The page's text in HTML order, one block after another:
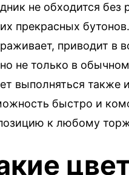
не обходится без
прекрасных
приводит в
не только в
выполняться также
быстро и
к любому